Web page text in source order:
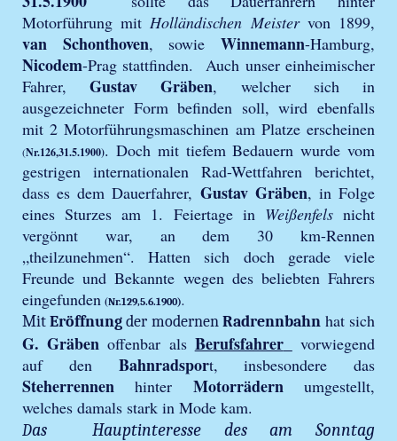
Motorführung mitHolländischen Meistervon 1899,
van Schonthoven, sowieWinnemann-Hamburg,
Nicodem-Prag stattfinden. Auch unser einheimischer
Fahrer,Gustav Gräben, welcher sich in
ausgezeichneter Form befinden soll, wird ebenfalls
mit 2 Motorführungsmaschinen am Platze erscheinen
(Nr.126,31.5.1900). Doch mit tiefem Bedauern wurde vom
gestrigen internationalen Rad-Wettfahren berichtet,
dass es dem Dauerfahrer, Gustav Gräben, in Folge
eines Sturzes am 1. Feiertage in Weißenfelsnicht
vergönnt war, an dem 30 km-Rennen
„theilzunehmen“. Hatten sich doch gerade viele
Freunde und Bekannte wegen des beliebten Fahrers
eingefunden (Nr.129,5.6.1900).
MitEröffnungder modernenRadrennbahnhat sich
G. Gräben offenbar als Berufsfahrer
vorwiegend
auf den Bahnradsport, insbesondere das
Steherrennen hinter Motorrädernumgestellt,
welches damals stark in Mode kam.
Das Hauptinteresse des am Sonntag